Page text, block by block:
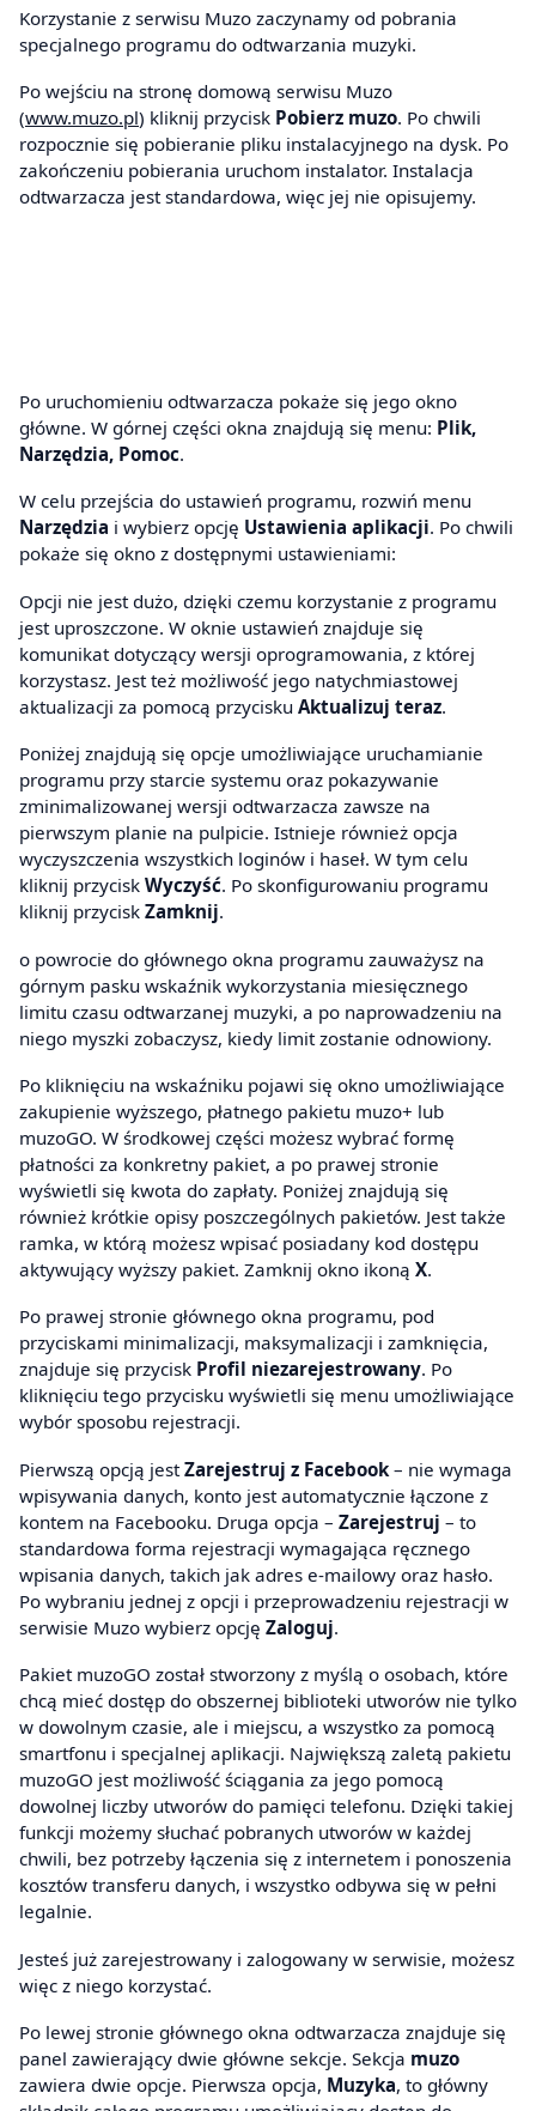
Korzystanie z serwisu Muzo zaczynamy od pobrania
specjalnego programu do odtwarzania muzyki.
Po wejściu na stronę domową serwisu Muzo
(www.muzo.pl) kliknij przycisk Pobierz muzo. Po chwili
rozpocznie się pobieranie pliku instalacyjnego na dysk. Po
zakończeniu pobierania uruchom instalator. Instalacja
odtwarzacza jest standardowa, więc jej nie opisujemy.
Po uruchomieniu odtwarzacza pokaże się jego okno
główne. W górnej części okna znajdują się menu: Plik,
Narzędzia, Pomoc.
W celu przejścia do ustawień programu, rozwiń menu
Narzędzia i wybierz opcję Ustawienia aplikacji. Po chwili
pokaże się okno z dostępnymi ustawieniami:
Opcji nie jest dużo, dzięki czemu korzystanie z programu
jest uproszczone. W oknie ustawień znajduje się
komunikat dotyczący wersji oprogramowania, z której
korzystasz. Jest też możliwość jego natychmiastowej
aktualizacji za pomocą przycisku Aktualizuj teraz.
Poniżej znajdują się opcje umożliwiające uruchamianie
programu przy starcie systemu oraz pokazywanie
zminimalizowanej wersji odtwarzacza zawsze na
pierwszym planie na pulpicie. Istnieje również opcja
wyczyszczenia wszystkich loginów i haseł. W tym celu
kliknij przycisk Wyczyść. Po skonfigurowaniu programu
kliknij przycisk Zamknij.
o powrocie do głównego okna programu zauważysz na
górnym pasku wskaźnik wykorzystania miesięcznego
limitu czasu odtwarzanej muzyki, a po naprowadzeniu na
niego myszki zobaczysz, kiedy limit zostanie odnowiony.
Po kliknięciu na wskaźniku pojawi się okno umożliwiające
zakupienie wyższego, płatnego pakietu muzo+ lub
muzoGO. W środkowej części możesz wybrać formę
płatności za konkretny pakiet, a po prawej stronie
wyświetli się kwota do zapłaty. Poniżej znajdują się
również krótkie opisy poszczególnych pakietów. Jest także
ramka, w którą możesz wpisać posiadany kod dostępu
aktywujący wyższy pakiet. Zamknij okno ikoną X.
Po prawej stronie głównego okna programu, pod
przyciskami minimalizacji, maksymalizacji i zamknięcia,
znajduje się przycisk Profil niezarejestrowany. Po
kliknięciu tego przycisku wyświetli się menu umożliwiające
wybór sposobu rejestracji.
Pierwszą opcją jest Zarejestruj z Facebook – nie wymaga
wpisywania danych, konto jest automatycznie łączone z
kontem na Facebooku. Druga opcja – Zarejestruj – to
standardowa forma rejestracji wymagająca ręcznego
wpisania danych, takich jak adres e-mailowy oraz hasło.
Po wybraniu jednej z opcji i przeprowadzeniu rejestracji w
serwisie Muzo wybierz opcję Zaloguj.
Pakiet muzoGO został stworzony z myślą o osobach, które
chcą mieć dostęp do obszernej biblioteki utworów nie tylko
w dowolnym czasie, ale i miejscu, a wszystko za pomocą
smartfonu i specjalnej aplikacji. Największą zaletą pakietu
muzoGO jest możliwość ściągania za jego pomocą
dowolnej liczby utworów do pamięci telefonu. Dzięki takiej
funkcji możemy słuchać pobranych utworów w każdej
chwili, bez potrzeby łączenia się z internetem i ponoszenia
kosztów transferu danych, i wszystko odbywa się w pełni
legalnie.
Jesteś już zarejestrowany i zalogowany w serwisie, możesz
więc z niego korzystać.
Po lewej stronie głównego okna odtwarzacza znajduje się
panel zawierający dwie główne sekcje. Sekcja muzo
zawiera dwie opcje. Pierwsza opcja, Muzyka, to główny